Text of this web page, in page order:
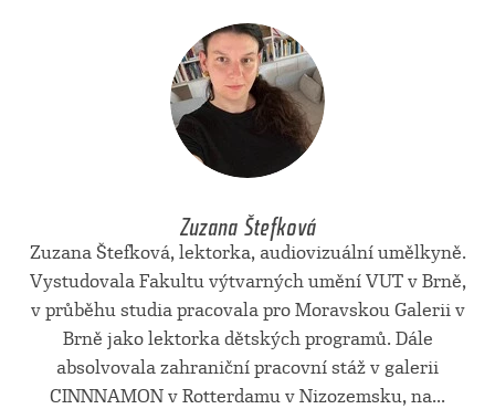
Zuzana Štefková
Zuzana Štefková, lektorka, audiovizuální umělkyně.
Vystudovala Fakultu výtvarných umění VUT v Brně,
v průběhu studia pracovala pro Moravskou Galerii v
Brně jako lektorka dětských programů. Dále
absolvovala zahraniční pracovní stáž v galerii
CINNNAMON v Rotterdamu v Nizozemsku, na...